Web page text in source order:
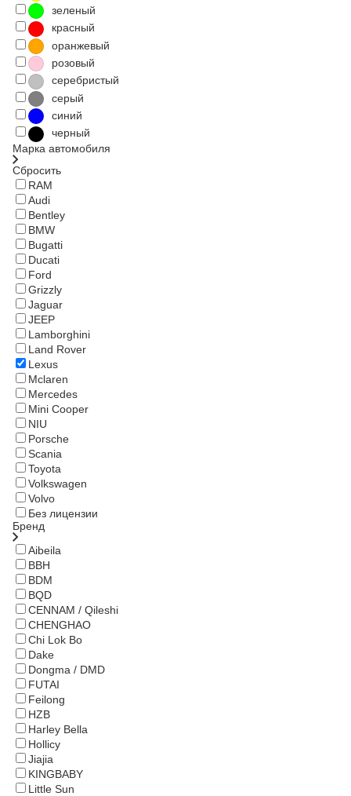
зеленый
красный
оранжевый
розовый
серебристый
серый
синий
черный
Марка автомобиля
Сбросить
RAM
Audi
Bentley
BMW
Bugatti
Ducati
Ford
Grizzly
Jaguar
JEEP
Lamborghini
Land Rover
Lexus
Mclaren
Mercedes
Mini Cooper
NIU
Porsche
Scania
Toyota
Volkswagen
Volvo
Без лицензии
Бренд
Aibeila
BBH
BDM
BQD
CENNAM / Qileshi
CHENGHAO
Chi Lok Bo
Dake
Dongma / DMD
FUTAI
Feilong
HZB
Harley Bella
Hollicy
Jiajia
KINGBABY
Little Sun